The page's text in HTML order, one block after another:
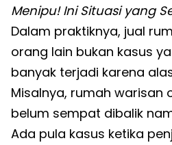
Menipu! Ini Situasi yang
Dalam praktiknya, jual
orang lain bukan kasus
banyak terjadi karena
Misalnya, rumah warisan
belum sempat dibalik
Ada pula kasus ketika